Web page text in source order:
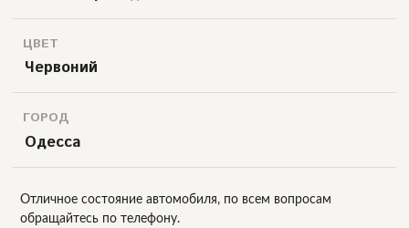
ЦВЕТ
Червоний
ГОРОД
Одесса
Отличное состояние автомобиля, по всем вопросам
обращайтесь по телефону.